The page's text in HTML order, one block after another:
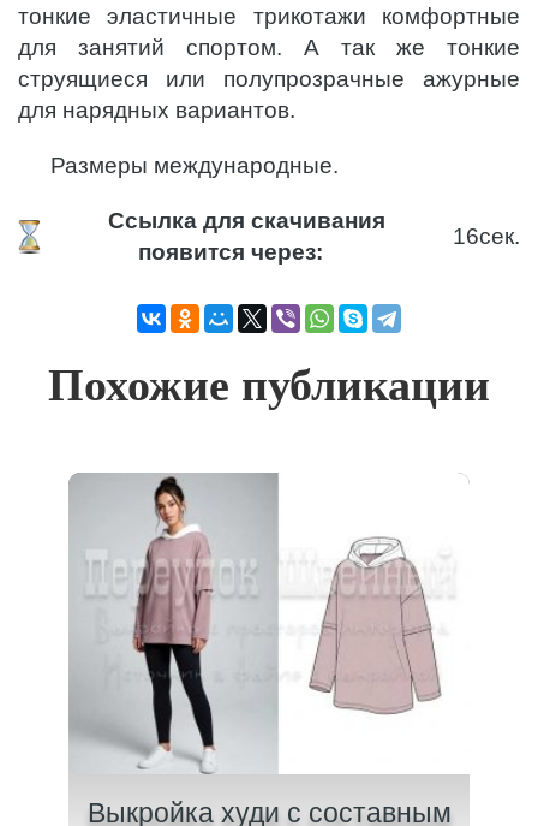
тонкие эластичные трикотажи комфортные
для занятий спортом. А так же тонкие
струящиеся или полупрозрачные ажурные
для нарядных вариантов.
Размеры международные.
Ссылка для скачивания
появится через:
16сек.
Похожие публикации
Выкройка худи с составным